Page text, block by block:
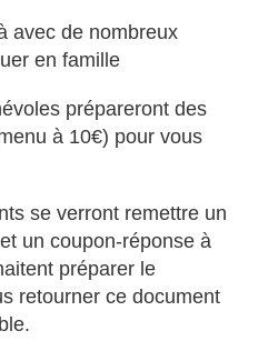
avec de nombreux
en famille
prépareront des
à 10€) pour vous
se verront remettre un
un coupon-réponse à
préparer le
retourner ce document